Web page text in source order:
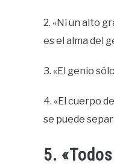
2. «Ni un alto
es el alma del
3. «El genio
4. «El cuerpo
se puede
5.